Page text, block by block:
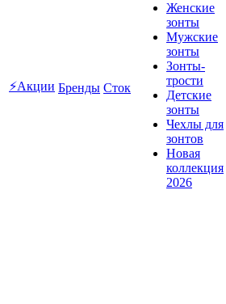
⚡Акции Бренды Сток
Женские
зонты
Мужские
зонты
Зонты-
трости
Детские
зонты
Чехлы для
зонтов
Новая
коллекция
2026